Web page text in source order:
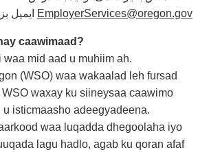
EmployerServices@oregon.gov
ایمیل
caawimaad?
waa mid aad u muhiim ah.
(WSO) waa wakaalad leh fursad
WSO waxay ku siineysaa caawimo
u isticmaasho adeegyadeena.
waa luqadda dhegoolaha iyo
lagu hadlo, agab ku qoran afaf